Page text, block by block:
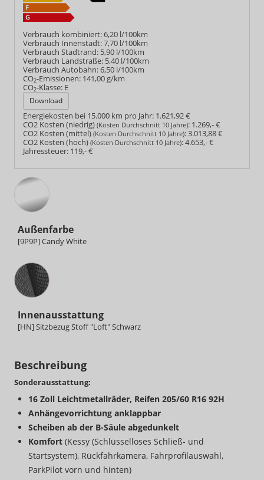
Verbrauch kombiniert:6,20 l/100km
Verbrauch Innenstadt:7,70 l/100km
Verbrauch Stadtrand: 5,90 l/100km
Verbrauch Landstraße: 5,40 l/100km
Verbrauch Autobahn:6,50 l/100km
CO2-Emissionen: 141,00 g/km
CO2-Klasse: E
Download
Energiekosten bei 15.000 km pro Jahr: 1.621,92 €
CO2 Kosten (niedrig) (Kosten Durchschnitt 10 Jahre): 1.269,- €
CO2 Kosten (mittel) (Kosten Durchschnitt 10 Jahre):3.013,88 €
CO2 Kosten (hoch) (Kosten Durchschnitt 10 Jahre):4.653,- €
Jahressteuer: 119,- €
Außenfarbe
[9P9P] Candy White
Innenausstattung
Innenausstattung
[HN] Sitzbezug Stoff "Loft" Schwarz
Beschreibung
Sonderausstattung:
16 Zoll Leichtmetallräder, Reifen 205/60 R16 92H
Anhängevorrichtung anklappbar
Scheiben ab der B-Säule abgedunkelt
Komfort (Kessy (Schlüsselloses Schließ- und
Startsystem), Rückfahrkamera, Fahrprofilauswahl,
ParkPilot vorn und hinten)